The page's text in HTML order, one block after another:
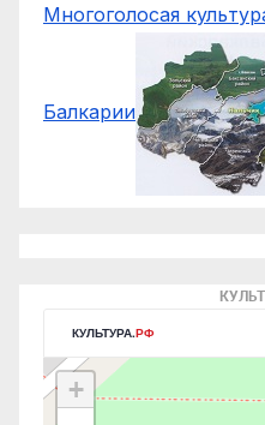
Многоголосая
Балкарии